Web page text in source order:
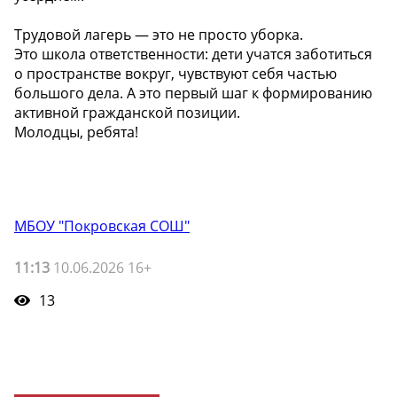
Трудовой лагерь — это не просто уборка.
Это школа ответственности: дети учатся заботиться
о пространстве вокруг, чувствуют себя частью
большого дела. А это первый шаг к формированию
активной гражданской позиции.
Молодцы, ребята!
МБОУ "Покровская СОШ"
11:13 10.06.2026 16+
13